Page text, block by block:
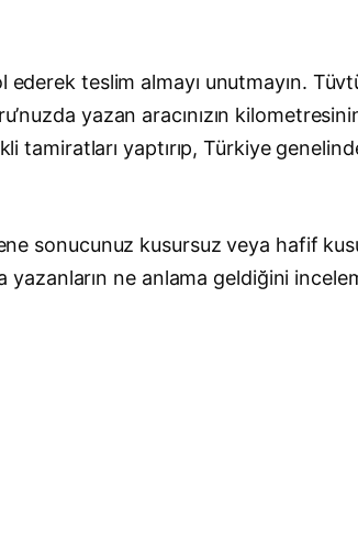
ederek teslim almayı unutmayın.
yazan aracınızın
tamiratları yaptırıp, Türkiye
sonucunuz kusursuz veya hafif
ne anlama geldiğini